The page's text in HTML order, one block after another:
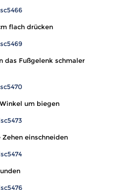
flach drücken
das Fußgelenk schmaler
um biegen
einschneiden